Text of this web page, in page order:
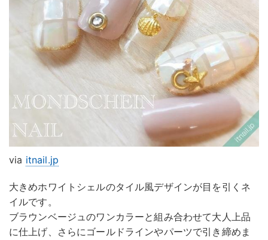
via itnail.jp
大きめホワイトシェルのタイル風デザインが目を引くネ
イルです。
ブラウンベージュのワンカラーと組み合わせて大人上品
に仕上げ、さらにゴールドラインやパーツで引き締めま